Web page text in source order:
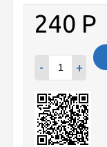
240 Р
- +